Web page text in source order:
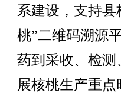
系建设，支持
桃”二维码溯源
药到采收、检
展核桃生产重